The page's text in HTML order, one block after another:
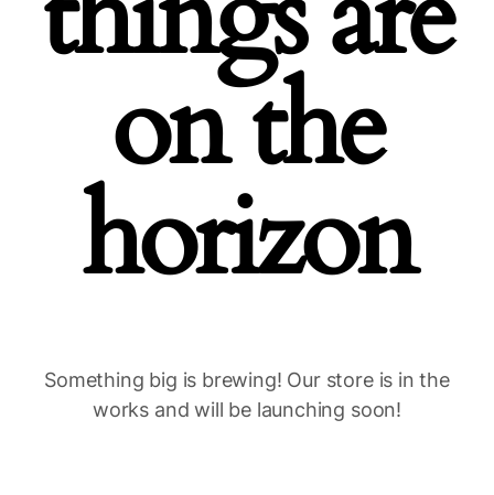
on the
horizon
Something big is brewing! Our store is in the
works and will be launching soon!